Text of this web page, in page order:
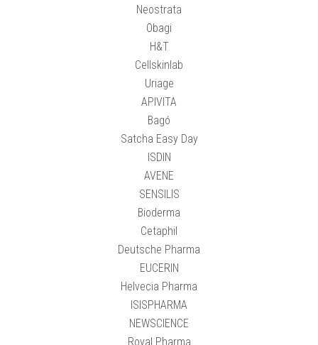
Neostrata
Obagi
H&T
Cellskinlab
Uriage
APIVITA
Bagó
Satcha Easy Day
ISDIN
AVENE
SENSILIS
Bioderma
Cetaphil
Deutsche Pharma
EUCERIN
Helvecia Pharma
ISISPHARMA
NEWSCIENCE
Royal Pharma